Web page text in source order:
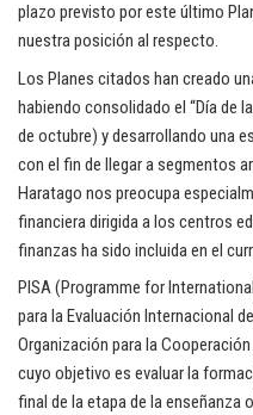
plazo previsto por este último
nuestra posición al respecto.
Los Planes citados han creado
habiendo consolidado el “Día de
de octubre) y desarrollando una
con el fin de llegar a segmentos
Haratago nos preocupa
financiera dirigida a los centros
finanzas ha sido incluida en el
PISA (Programme for
para la Evaluación Internacional
Organización para la
cuyo objetivo es evaluar la
final de la etapa de la enseñanza